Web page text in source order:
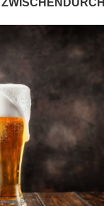
ZWISCHENDURCH